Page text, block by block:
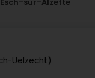
Uelzecht)